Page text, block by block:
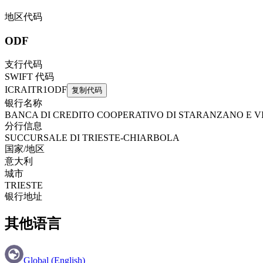
地区代码
ODF
支行代码
SWIFT 代码
ICRAITR1ODF 复制代码
银行名称
BANCA DI CREDITO COOPERATIVO DI STARANZANO E
分行信息
SUCCURSALE DI TRIESTE-CHIARBOLA
国家/地区
意大利
城市
TRIESTE
银行地址
其他语言
Global (English)